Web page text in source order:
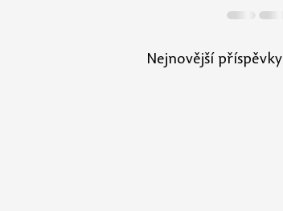
Nejnovější příspěvky